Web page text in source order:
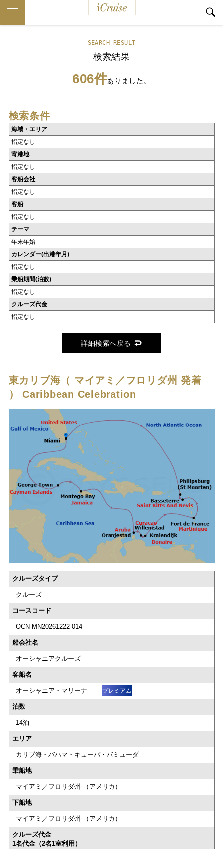
SEARCH RESULT
検索結果
606件ありました。
検索条件
海域・エリア
指定なし
寄港地
指定なし
客船会社
指定なし
客船
指定なし
テーマ
年末年始
カレンダー(出港年月)
指定なし
乗船期間(泊数)
指定なし
クルーズ代金
指定なし
詳細検索へ戻る
東カリブ海（ マイアミ／フロリダ州 発着
） Caribbean Celebration
クルーズタイプ
クルーズ
コースコード
OCN-MN20261222-014
船会社名
オーシャニアクルーズ
客船名
オーシャニア・マリーナ プレミアム
泊数
14泊
エリア
カリブ海・バハマ・キューバ・バミューダ
乗船地
マイアミ／フロリダ州 （アメリカ）
下船地
マイアミ／フロリダ州 （アメリカ）
クルーズ代金
1名代金（2名1室利用）